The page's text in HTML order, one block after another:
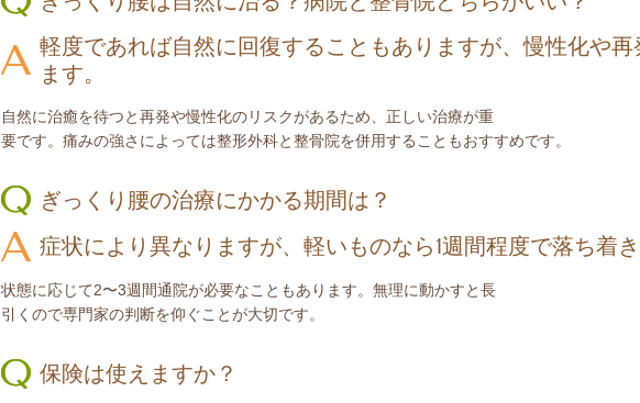
軽度であれば自然に回復することもありますが、慢性化や再
ます。
自然に治癒を待つと再発や慢性化のリスクがあるため、正しい治療が重
要です。痛みの強さによっては整形外科と整骨院を併用することもおすすめです。
ぎっくり腰の治療にかかる期間は？
症状により異なりますが、軽いものなら1週間程度で落ち着き
状態に応じて2〜3週間通院が必要なこともあります。無理に動かすと長
引くので専門家の判断を仰ぐことが大切です。
保険は使えますか？